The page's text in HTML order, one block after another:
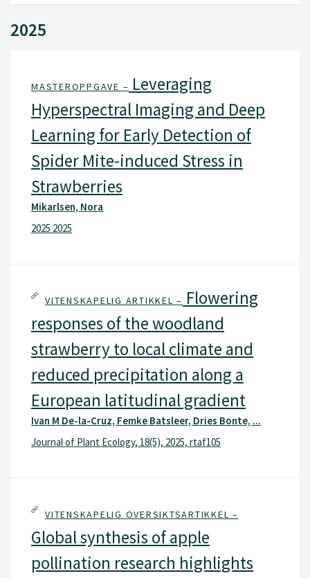
2025
MASTEROPPGAVE – Leveraging
Hyperspectral Imaging and Deep
Learning for Early Detection of
Spider Mite-induced Stress in
Strawberries
Mikarlsen, Nora
2025 2025
VITENSKAPELIG ARTIKKEL – Flowering
responses of the woodland
strawberry to local climate and
reduced precipitation along a
European latitudinal gradient
Ivan M De-la-Cruz, Femke Batsleer, Dries Bonte, ...
Journal of Plant Ecology, 18(5), 2025, rtaf105
VITENSKAPELIG OVERSIKTSARTIKKEL –
Global synthesis of apple
pollination research highlights